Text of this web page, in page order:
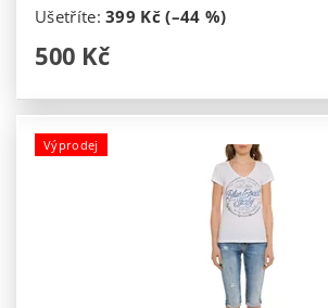
Ušetříte:399 Kč (–44 %)
500 Kč
Výprodej